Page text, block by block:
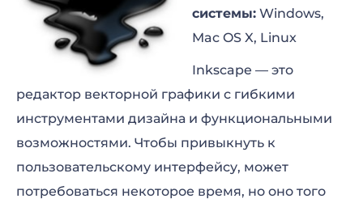
системы: Windows,
Mac OS X, Linux
Inkscape — это
редактор векторной графики с гибкими
инструментами дизайна и функциональными
возможностями. Чтобы привыкнуть к
пользовательскому интерфейсу, может
потребоваться некоторое время, но оно того